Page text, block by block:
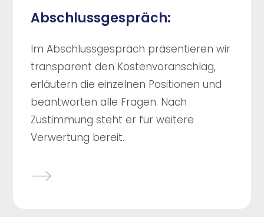
Abschlussgespräch:
Im Abschlussgespräch präsentieren wir
transparent den Kostenvoranschlag,
erläutern die einzelnen Positionen und
beantworten alle Fragen. Nach
Zustimmung steht er für weitere
Verwertung bereit.